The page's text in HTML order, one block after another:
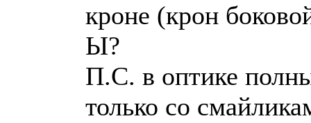
кроне (крон
Ы?
П.С. в оптике
только со